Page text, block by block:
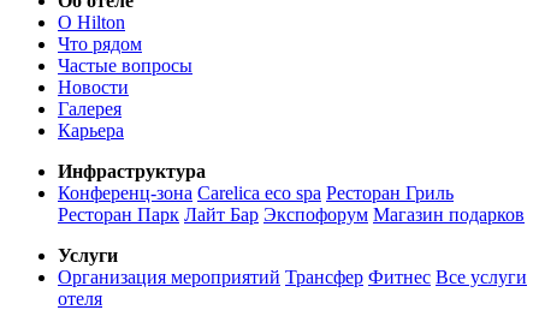
О Hilton
Что рядом
Частые вопросы
Новости
Галерея
Карьера
Инфраструктура
Конференц-зона Carelica eco spa Ресторан Гриль
Ресторан Парк Лайт Бар Экспофорум Магазин подарков
Услуги
Организация мероприятий Трансфер Фитнес Все услуги
отеля